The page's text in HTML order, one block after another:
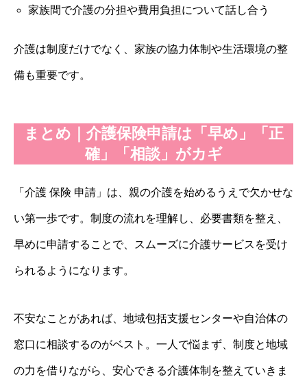
家族間で介護の分担や費用負担について話し合う
介護は制度だけでなく、家族の協力体制や生活環境の整
備も重要です。
まとめ｜介護保険申請は「早め」「正
確」「相談」がカギ
「介護 保険 申請」は、親の介護を始めるうえで欠かせな
い第一歩です。制度の流れを理解し、必要書類を整え、
早めに申請することで、スムーズに介護サービスを受け
られるようになります。
不安なことがあれば、地域包括支援センターや自治体の
窓口に相談するのがベスト。一人で悩まず、制度と地域
の力を借りながら、安心できる介護体制を整えていきま